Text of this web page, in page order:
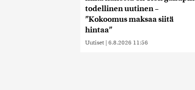
todellinen uutinen –
”Kokoomus maksaa siitä
hintaa”
Uutiset | 6.8.2026 11:56